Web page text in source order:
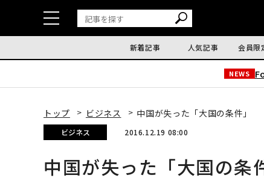
新着記事 人気記事 会員限
NEWS
トップ ビジネス 中国が失った「大国の条件」
ビジネス 2016.12.19 08:00
中国が失った「大国の条